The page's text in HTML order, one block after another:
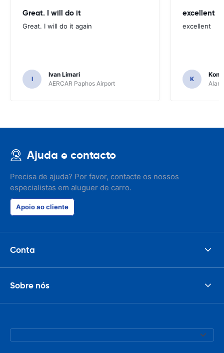
Great. I will do it
Great. I will do it again
I
Ivan Limari
AERCAR Paphos Airport
excellent
excellent
K
Ajuda e contacto
Precisa de ajuda? Por favor, contacte os nossos
especialistas em aluguer de carro.
Apoio ao cliente
Conta
Sobre nós